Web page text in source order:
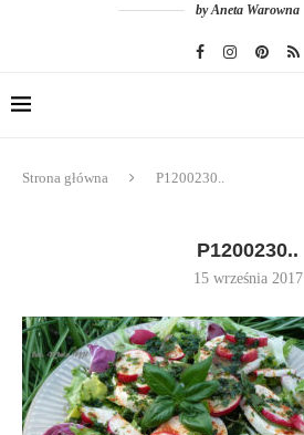
by Aneta Warowna
Strona główna P1200230..
P1200230..
15 września 2017